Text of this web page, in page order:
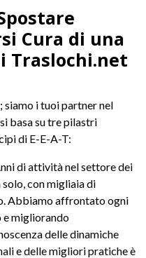
Cura di una
Traslochi.net
i tuoi partner nel
basa su tre pilastri
di E-E-A-T:
di attività nel settore dei
solo, con migliaia di
Abbiamo affrontato ogni
e migliorando
delle dinamiche
e delle migliori pratiche è